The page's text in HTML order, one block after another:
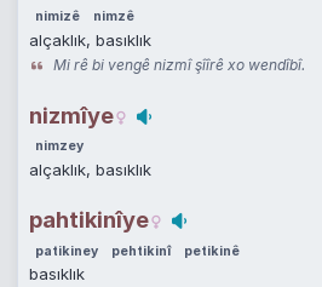
nimizê nimzê
alçaklık, basıklık
Mi rê bi vengê nizmî şîîrê xo wendîbî.
nizmîye
nimzey
alçaklık, basıklık
pahtikinîye
patikiney pehtikinî petikinê
basıklık